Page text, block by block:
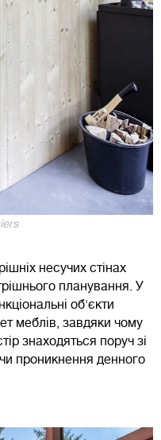
несучих стінах
планування. У
об'єкти
меблів, завдяки чому
знаходяться поруч зі
проникнення денного